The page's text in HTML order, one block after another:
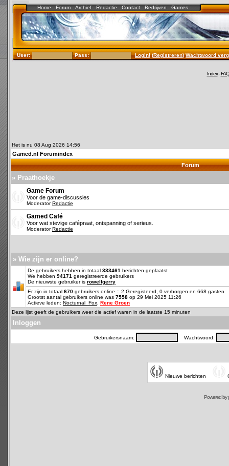
Home Forum Archief Redactie Contact Bedrijven Games
User: Pass: Login!(Registreren)Wachtwoord
Index-FAQ
Het is nu 08 Aug 2026 14:56
Gamed.nl Forumindex
Forum
» Praathoekje
Game Forum
Voor de game-discussies
ModeratorRedactie
Gamed Café
Voor wat stevige cafépraat, ontspanning of serieus.
ModeratorRedactie
» Wie zijn er online?
De gebruikers hebben in totaal 333461 berichten geplaatst
We hebben 94171 geregistreerde gebruikers
De nieuwste gebruiker is rowellgerry
Er zijn in totaal 670 gebruikers online :: 2 Geregisteerd, 0 verborgen en 668
Grootst aantal gebruikers online was 7558 op 29 Mei 2025 11:26
Actieve leden: Nocturnal_Fox Rene Groen
Deze lijst geeft de gebruikers weer die actief waren in de laatste 15 minuten
Inloggen
Gebruikersnaam: Wachtwoord:
Nieuwe berichten
Powered by